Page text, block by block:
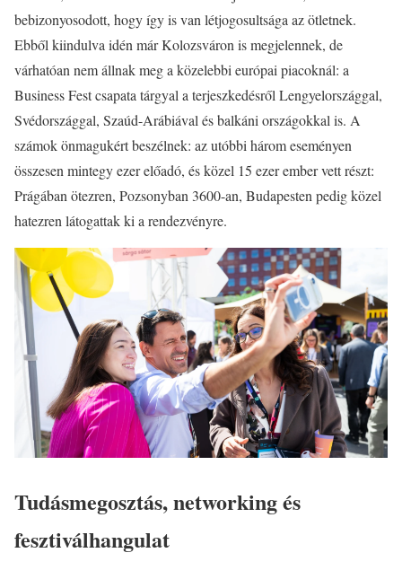
bebizonyosodott, hogy így is van létjogosultsága az ötletnek.
Ebből kiindulva idén már Kolozsváron is megjelennek, de
várhatóan nem állnak meg a közelebbi európai piacoknál: a
Business Fest csapata tárgyal a terjeszkedésről Lengyelországgal,
Svédországgal, Szaúd-Arábiával és balkáni országokkal is. A
számok önmagukért beszélnek: az utóbbi három eseményen
összesen mintegy ezer előadó, és közel 15 ezer ember vett részt:
Prágában ötezren, Pozsonyban 3600-an, Budapesten pedig közel
hatezren látogattak ki a rendezvényre.
Tudásmegosztás, networking és
fesztiválhangulat